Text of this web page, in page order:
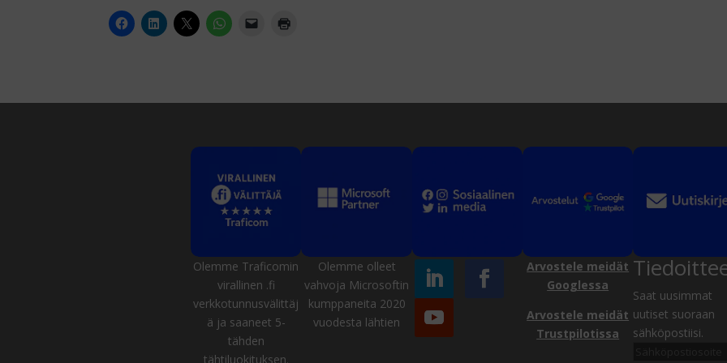
Olemme Traficomin
virallinen .fi
verkkotunnusvälittäj
ä ja saaneet 5-
tähden
tähtiluokituksen.
Olemme olleet
vahvoja Microsoftin
kumppaneita 2020
vuodesta lähtien
Arvostele meidät
Googlessa
Arvostele meidät
Trustpilotissa
Saat uusimmat
uutiset suoraan
sähköpostiisi.